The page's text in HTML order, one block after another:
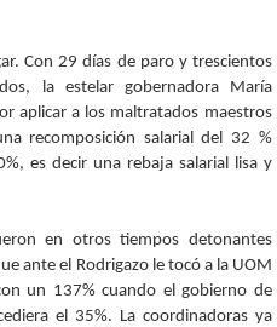
Con 29 días de paro y trescientos
la estelar gobernadora María
aplicar a los maltratados maestros
recomposición salarial del 32 %
es decir una rebaja salarial lisa y
en otros tiempos detonantes
ante el Rodrigazo le tocó a la UOM
un 137% cuando el gobierno de
el 35%. La coordinadoras ya